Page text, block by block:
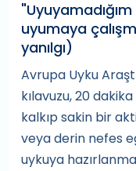
uyumaya
yanılgı)
Avrupa Uyku
kılavuzu, 20
kalkıp sakin bir
veya derin nefes
uykuya